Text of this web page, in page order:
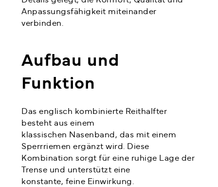
Anpassungsfähigkeit miteinander
verbinden.
Aufbau und
Funktion
Das englisch kombinierte Reithalfter
besteht aus einem
klassischen Nasenband, das mit einem
Sperrriemen ergänzt wird. Diese
Kombination sorgt für eine ruhige Lage der
Trense und unterstützt eine
konstante, feine Einwirkung.